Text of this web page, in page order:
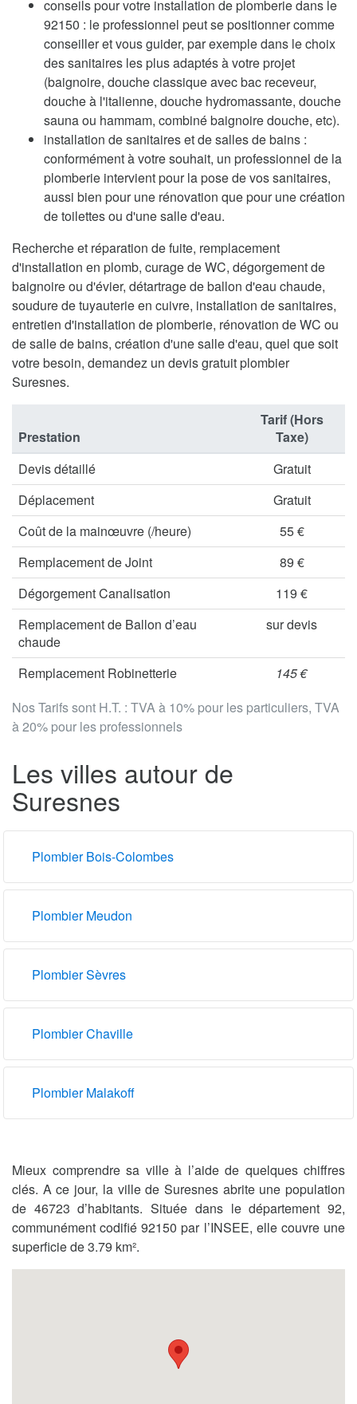
conseils pour votre installation de plomberie dans le
92150 : le professionnel peut se positionner comme
conseiller et vous guider, par exemple dans le choix
des sanitaires les plus adaptés à votre projet
(baignoire, douche classique avec bac receveur,
douche à l'italienne, douche hydromassante, douche
sauna ou hammam, combiné baignoire douche, etc).
installation de sanitaires et de salles de bains :
conformément à votre souhait, un professionnel de la
plomberie intervient pour la pose de vos sanitaires,
aussi bien pour une rénovation que pour une création
de toilettes ou d'une salle d'eau.
Recherche et réparation de fuite, remplacement
d'installation en plomb, curage de WC, dégorgement de
baignoire ou d'évier, détartrage de ballon d'eau chaude,
soudure de tuyauterie en cuivre, installation de sanitaires,
entretien d'installation de plomberie, rénovation de WC ou
de salle de bains, création d'une salle d'eau, quel que soit
votre besoin, demandez un devis gratuit plombier
Suresnes.
Nos Tarifs sont H.T. : TVA à 10% pour les particuliers, TVA
à 20% pour les professionnels
Prestation
Tarif (Hors
Taxe)
Devis détaillé
Gratuit
Déplacement
Gratuit
Coût de la mainœuvre (/heure)
55 €
Remplacement de Joint
89 €
Dégorgement Canalisation
119 €
Remplacement de Ballon d’eau
chaude
sur devis
Remplacement Robinetterie 145 €
Les villes autour de
Suresnes
Plombier Bois-Colombes
Plombier Meudon
Plombier Sèvres
Plombier Chaville
Plombier Malakoff
Mieux comprendre sa ville à l’aide de quelques chiffres
clés. A ce jour, la ville de Suresnes abrite une population
de 46723 d’habitants. Située dans le département 92,
communément codifié 92150 par l’INSEE, elle couvre une
superficie de 3.79 km².